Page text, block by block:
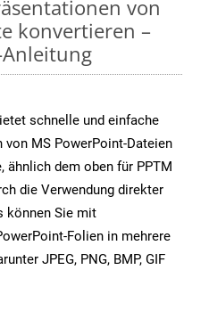
von
konvertieren –
schnelle und einfache
MS PowerPoint-Dateien
ähnlich dem oben für PPTM
die Verwendung direkter
können Sie mit
Folien in mehrere
JPEG, PNG, BMP, GIF